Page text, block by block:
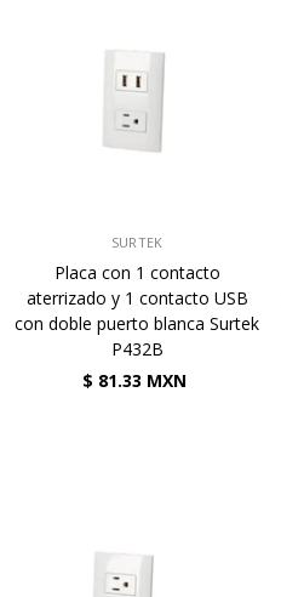
SURTEK
Placa con 1 contacto
aterrizado y 1 contacto USB
con doble puerto blanca Surtek
P432B
$ 81.33 MXN